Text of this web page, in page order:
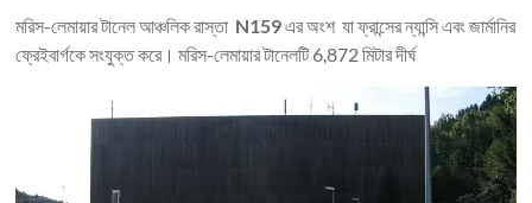
মরিস-লেমায়ার টানেল আঞ্চলিক রাস্তা N159এর অংশ যা ফ্রান্সের ন্যান্সি এবং জার্মানির
ফ্রেইবার্গকে সংযুক্ত করে। মরিস-লেমায়ার টানেলটি 6,872 মিটার দীর্ঘ